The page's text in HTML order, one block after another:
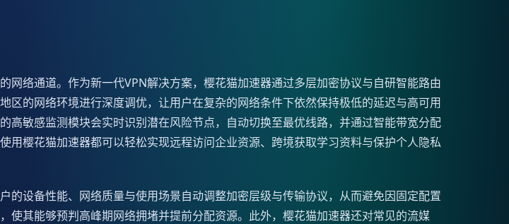
络通道。作为新一代VPN解决方案，樱花猫加速器通过多层加密协议与自研智能路由
的网络环境进行深度调优，让用户在复杂的网络条件下依然保持极低的延迟与高可用
敏感监测模块会实时识别潜在风险节点，自动切换至最优线路，并通过智能带宽分配
樱花猫加速器都可以轻松实现远程访问企业资源、跨境获取学习资料与保护个人隐私
设备性能、网络质量与使用场景自动调整加密层级与传输协议，从而避免因固定配置
其能够预判高峰期网络拥堵并提前分配资源。此外，樱花猫加速器还对常见的流媒